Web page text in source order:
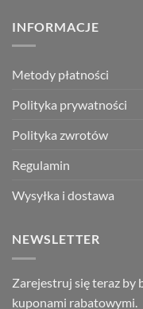
INFORMACJE
Metody płatności
Polityka prywatności
Polityka zwrotów
Regulamin
Wysyłka i dostawa
NEWSLETTER
Zarejestruj się teraz by
kuponami rabatowymi.